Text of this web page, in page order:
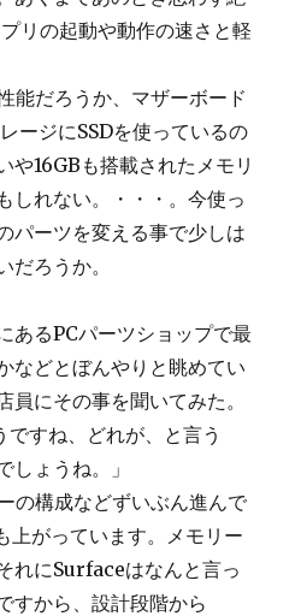
リの起動や動作の速さと軽
能だろうか、マザーボード
ージにSSDを使っているの
や16GBも搭載されたメモリ
しれない。・・・。今使っ
パーツを変える事で少しは
だろうか。
あるPCパーツショップで最
などとぼんやりと眺めてい
員にその事を聞いてみた。
ですね、どれが、と言う
しょうね。」
の構成などずいぶん進んで
上がっています。メモリー
れにSurfaceはなんと言っ
から、設計段階から